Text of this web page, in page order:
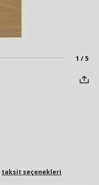
1 / 5
taksit seçenekleri